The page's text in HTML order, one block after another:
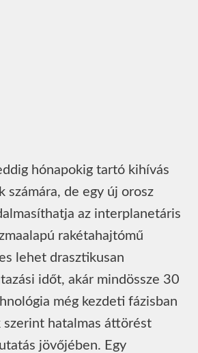
hónapokig tartó kihívás
számára, de egy új orosz
az interplanetáris
rakétahajtómű
lehet drasztikusan
időt, akár mindössze 30
még kezdeti fázisban
szerint hatalmas áttörést
jövőjében. Egy